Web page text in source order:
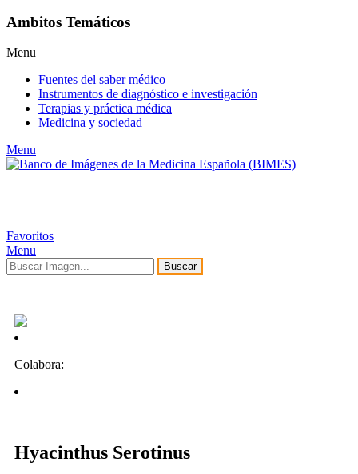
Ambitos Temáticos
Menu
Fuentes del saber médico
Instrumentos de diagnóstico e investigación
Terapias y práctica médica
Medicina y sociedad
Menu
Favoritos
Menu
Buscar
Colabora:
Hyacinthus Serotinus